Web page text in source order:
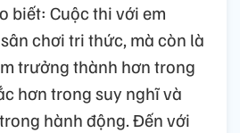
biết: Cuộc thi với em
chơi tri thức, mà còn là
trưởng thành hơn trong
hơn trong suy nghĩ và
hành động. Đến với